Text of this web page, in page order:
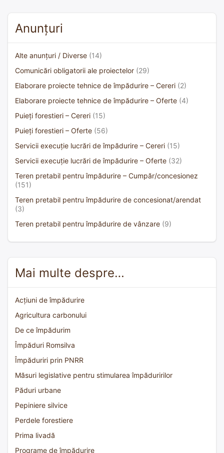
Anunțuri
Alte anunțuri / Diverse (14)
Comunicări obligatorii ale proiectelor (29)
Elaborare proiecte tehnice de împădurire – Cereri (2)
Elaborare proiecte tehnice de împădurire – Oferte (4)
Puieți forestieri – Cereri (15)
Puieți forestieri – Oferte (56)
Servicii execuție lucrări de împădurire – Cereri (15)
Servicii execuție lucrări de împădurire – Oferte (32)
Teren pretabil pentru împădurire – Cumpăr/concesionez
(151)
Teren pretabil pentru împădurire de concesionat/arendat
(3)
Teren pretabil pentru împădurire de vânzare (9)
Mai multe despre…
Acțiuni de împădurire
Agricultura carbonului
De ce împădurim
Împăduri Romsilva
Împăduriri prin PNRR
Măsuri legislative pentru stimularea împăduririlor
Păduri urbane
Pepiniere silvice
Perdele forestiere
Prima livadă
Programe de împădurire